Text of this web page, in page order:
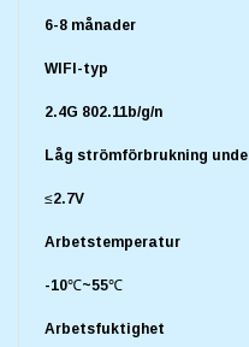
6-8 månader
WIFI-typ
2.4G 802.11b/g/n
Låg strömförbrukning
≤2.7V
Arbetstemperatur
-10℃~55℃
Arbetsfuktighet